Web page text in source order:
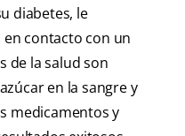
diabetes, le
contacto con un
de la salud son
en la sangre y
medicamentos y